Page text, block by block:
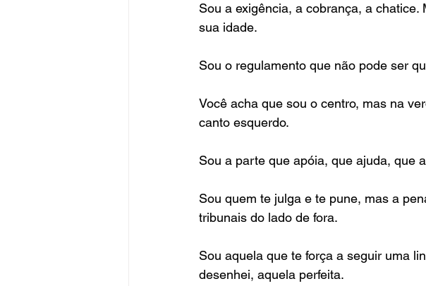
Sou a exigência, a cobrança, a
sua idade.
Sou o regulamento que não pode ser
Você acha que sou o centro, mas na
canto esquerdo.
Sou a parte que apóia, que ajuda, que
Sou quem te julga e te pune, mas a
tribunais do lado de fora.
Sou aquela que te força a seguir uma
desenhei, aquela perfeita.